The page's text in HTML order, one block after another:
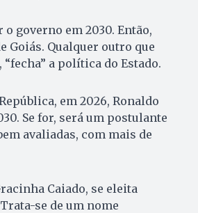
governo em 2030. Então,
Goiás. Qualquer outro que
a política do Estado.
em 2026, Ronaldo
Se for, será um postulante
avaliadas, com mais de
Caiado, se eleita
se de um nome